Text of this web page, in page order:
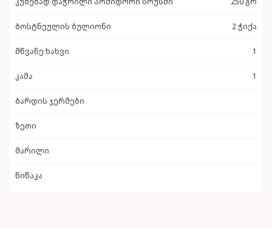
ბოსტნეულის ბულიონი 2 ჭიქა
მწვანე ხახვი 1
კამა 1
ბარდის ჯერმები
ზეთი
მარილი
წიწაკა